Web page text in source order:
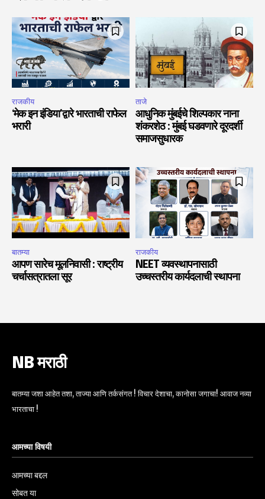
राजकीय
‘मेक इन इंडिया’द्वारे भारताची राफेल
भरारी
ताजे
आधुनिक मुंबईचे शिल्पकार नाना
शंकरशेठ : मुंबई घडवणारे दूरदर्शी
समाजसुधारक
बातम्या
आपण सारेच मूलनिवासी : राष्ट्रीय
चर्चासत्रातला सूर
राजकीय
NEET व्यवस्थापनासाठी
उच्चस्तरीय कार्यदलाची स्थापना
NB मराठी
बातम्या जशा आहेत तशा, ताज्या आणि तर्कसंगत ! विचार देशाचा, कानोसा जगाचा! आवाज नव्या
भारताचा !
आमच्या विषयी
आमच्या बद्दल
सोबत या